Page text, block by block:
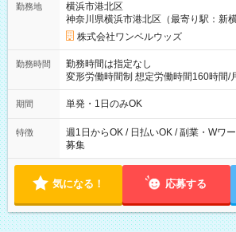
勤務地
横浜市港北区
神奈川県横浜市港北区（最寄り駅：新横
株式会社ワンベルウッズ
勤務時間
勤務時間は指定なし
変形労働時間制 想定労働時間160時間/月 【シフト例】 ・8：
～21：00
期間 単発・1日のみOK
特徴
週1日からOK / 日払いOK / 副業・Wワ
募集
気になる！ 応募する